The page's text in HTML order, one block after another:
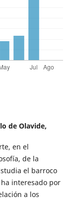
de Olavide,
en el
de la
el barroco
interesado por
a los